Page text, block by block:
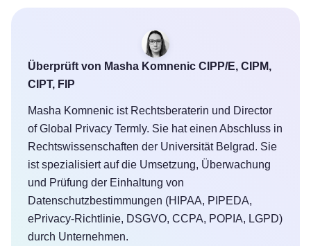
Überprüft von Masha Komnenic CIPP/E, CIPM,
CIPT, FIP
Masha Komnenic ist Rechtsberaterin und Director
of Global Privacy Termly. Sie hat einen Abschluss in
Rechtswissenschaften der Universität Belgrad. Sie
ist spezialisiert auf die Umsetzung, Überwachung
und Prüfung der Einhaltung von
Datenschutzbestimmungen (HIPAA, PIPEDA,
ePrivacy-Richtlinie, DSGVO, CCPA, POPIA, LGPD)
durch Unternehmen.